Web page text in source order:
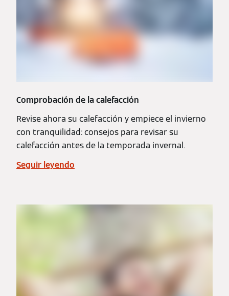
Comprobación de la calefacción
Revise ahora su calefacción y empiece el invierno
con tranquilidad: consejos para revisar su
calefacción antes de la temporada invernal.
Seguir leyendo